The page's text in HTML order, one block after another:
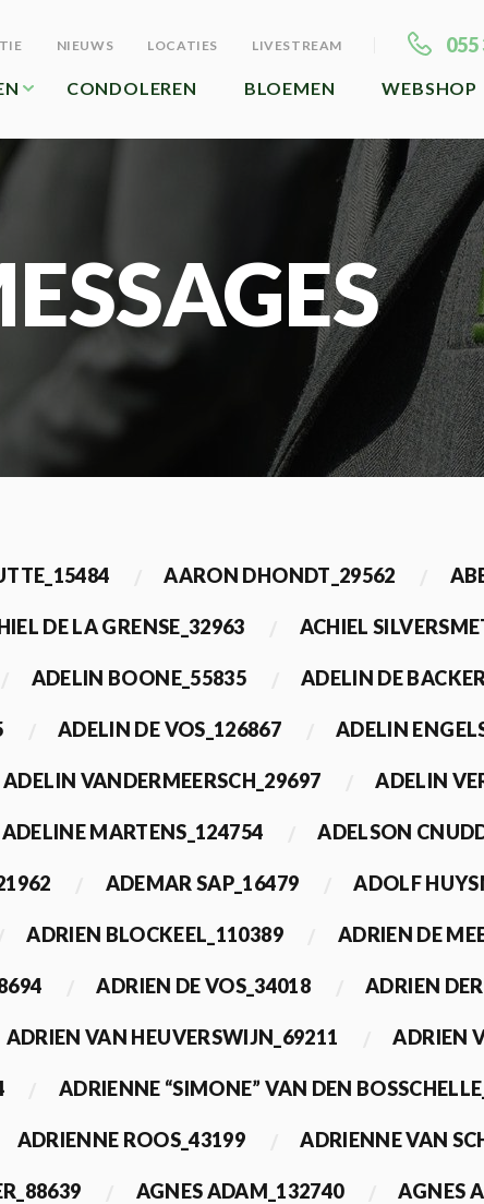
NIEUWS LOCATIES LIVESTREAM 055
CONDOLEREN BLOEMEN WEBSHOP
AARON DHONDT_29562
DE LA GRENSE_32963 ACHIEL
ADELIN BOONE_55835 ADELIN DE
ADELIN DE VOS_126867 ADELIN
ADELIN VANDERMEERSCH_29697 ADELIN
ADELINE MARTENS_124754 ADELSON
ADEMAR SAP_16479 ADOLF
ADRIEN BLOCKEEL_110389 ADRIEN DE
ADRIEN DE VOS_34018 ADRIEN
ADRIEN VAN HEUVERSWIJN_69211 ADRIEN
ADRIENNE “SIMONE” VAN DEN
ADRIENNE ROOS_43199 ADRIENNE VAN
AGNES ADAM_132740 AGNES